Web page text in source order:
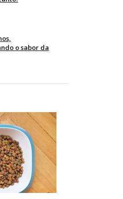
o sabor da